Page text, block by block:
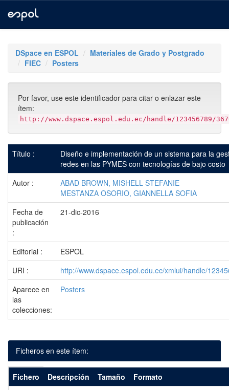
navigationDSpace en ESPOL
Materiales de Grado y Postgrado
FIEC
Posters
Por favor, use este identificador para citar o enlazar este
ítem:
http://www.dspace.espol.edu.ec/handle/123456789/
Título :
Diseño e implementación de un sistema para la
redes en las PYMES con tecnologías de bajo costo
Autor :
ABAD BROWN, MISHELL STEFANIE
MESTANZA OSORIO, GIANNELLA SOFIA
Fecha de
publicación
:
21-dic-2016
Editorial :
ESPOL
URI :
http://www.dspace.espol.edu.ec/xmlui/handle/
Aparece en
las
colecciones:
Posters
Ficheros en este ítem:
Fichero Descripción Tamaño
Formato